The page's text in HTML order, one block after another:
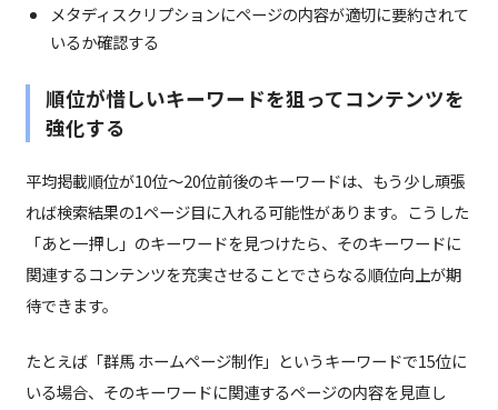
メタディスクリプションにページの内容が適切に要約されて
いるか確認する
順位が惜しいキーワードを狙ってコンテンツを
強化する
平均掲載順位が10位〜20位前後のキーワードは、もう少し頑張
れば検索結果の1ページ目に入れる可能性があります。こうした
「あと一押し」のキーワードを見つけたら、そのキーワードに
関連するコンテンツを充実させることでさらなる順位向上が期
待できます。
たとえば「群馬 ホームページ制作」というキーワードで15位に
いる場合、そのキーワードに関連するページの内容を見直し